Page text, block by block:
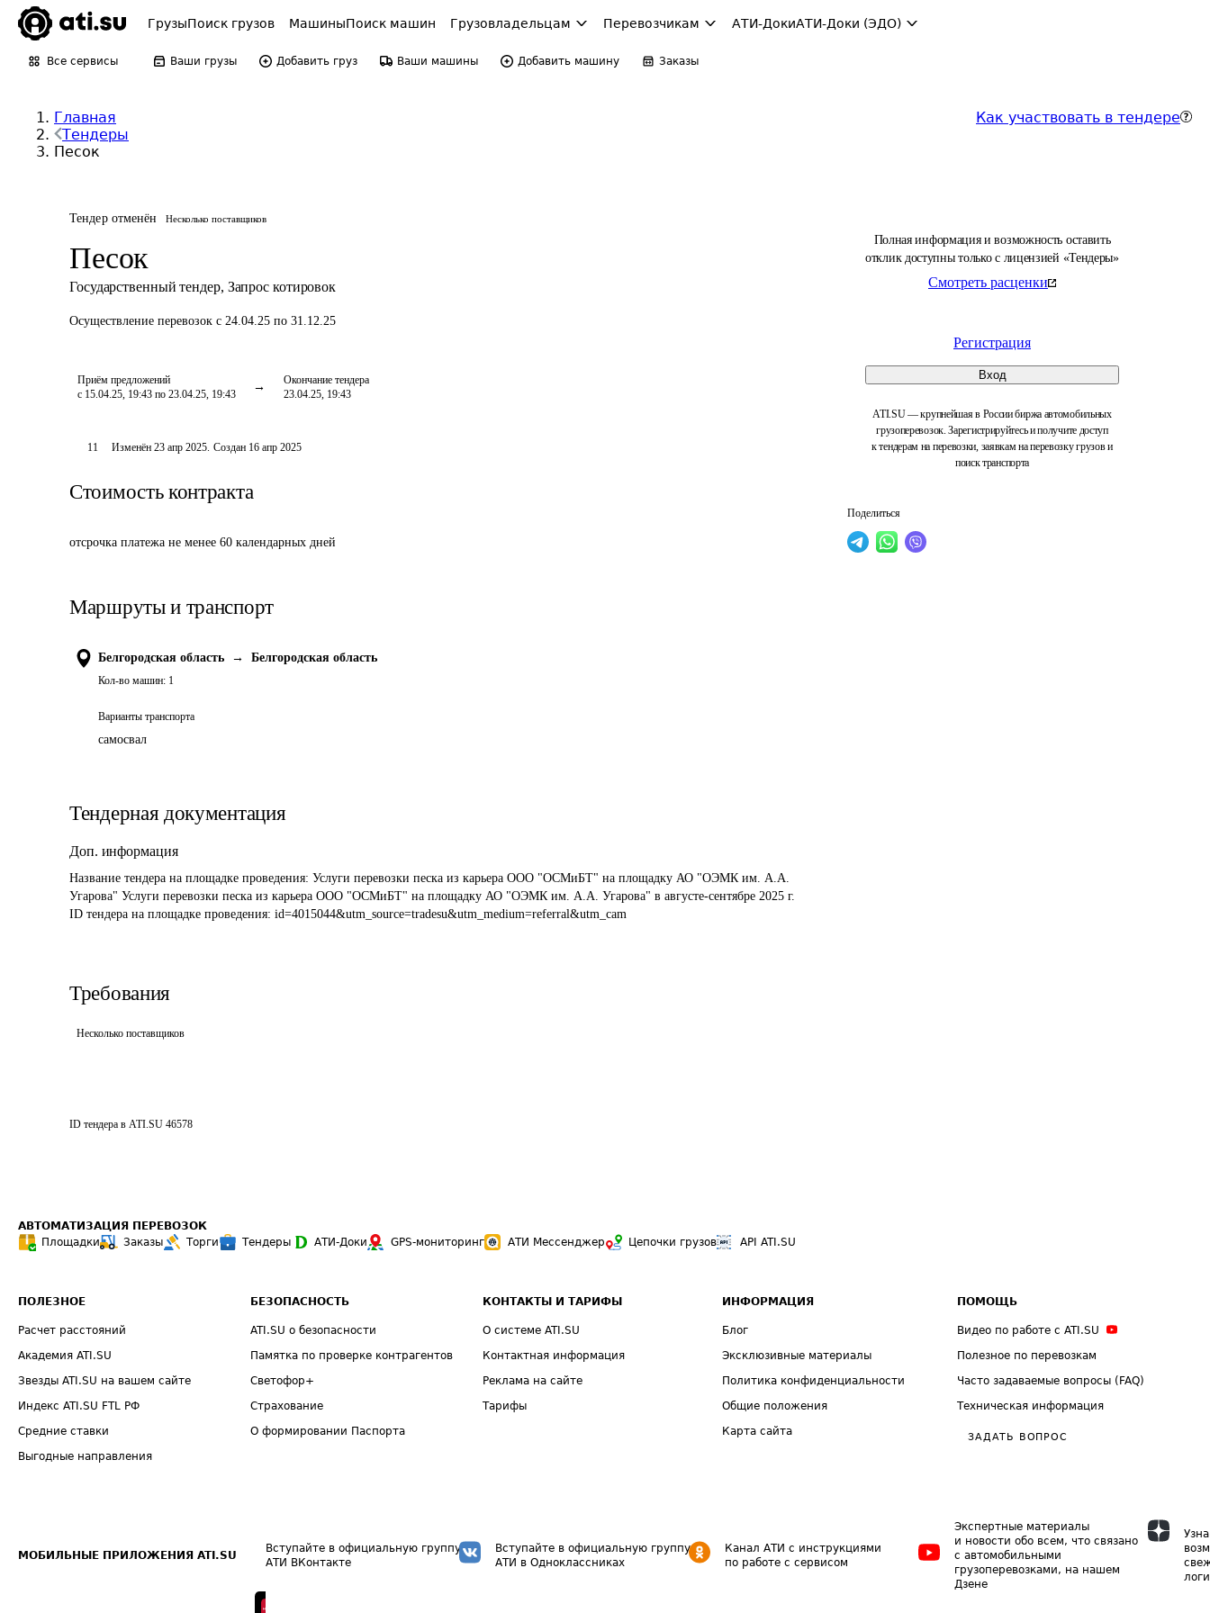
ГрузыПоиск грузов МашиныПоиск машин Грузовладельцам Перевозчикам АТИ-ДокиАТИ-Доки (ЭДО)
Все сервисы Ваши грузы Добавить груз Ваши машины Добавить машину Заказы
Главная
Тендеры
Песок
Как участвовать в тендере
Тендер отменён Несколько поставщиков
Песок
Государственный тендер, Запрос котировок
Осуществление перевозок с 24.04.25 по 31.12.25
Приём предложений
с 15.04.25, 19:43 по 23.04.25, 19:43
Окончание тендера
23.04.25, 19:43
Полная информация и возможность оставить
отклик доступны только с лицензией «Тендеры»
Смотреть расценки
Регистрация
Вход
ATI.SU — крупнейшая в России биржа автомобильных
грузоперевозок. Зарегистрируйтесь и получите доступ
к тендерам на перевозки, заявкам на перевозку грузов и
поиск транспорта
Поделиться
11 Изменён23 апр 2025. Создан 16 апр 2025
Стоимость контракта
отсрочка платежа не менее 60 календарных дней
Маршруты и транспорт
Белгородская область → Белгородская область
Кол-во машин: 1
Варианты транспорта
самосвал
Тендерная документация
Доп. информация
Название тендера на площадке проведения: Услуги перевозки песка из карьера ООО "ОСМиБТ" на площадку АО "ОЭМК им. А.А.
Угарова" Услуги перевозки песка из карьера ООО "ОСМиБТ" на площадку АО "ОЭМК им. А.А. Угарова" в августе-сентябре 2025 г.
ID тендера на площадке проведения: id=4015044&utm_source=tradesu&utm_medium=referral&utm_cam
Требования
Несколько поставщиков
ID тендера в ATI.SU 46578
АВТОМАТИЗАЦИЯ ПЕРЕВОЗОК
Площадки
Заказы Торги Тендеры АТИ-Доки GPS-мониторинг АТИ Мессенджер Цепочки грузов API ATI.SU
ПОЛЕЗНОЕ
Расчет расстояний
Академия ATI.SU
Звезды ATI.SU на вашем сайте
Индекс ATI.SU FTL РФ
Средние ставки
Выгодные направления
БЕЗОПАСНОСТЬ
ATI.SU о безопасности
Памятка по проверке контрагентов
Светофор+
Страхование
О формировании Паспорта
КОНТАКТЫ И ТАРИФЫ
О системе ATI.SU
Контактная информация
Реклама на сайте
Тарифы
ИНФОРМАЦИЯ
Блог
Эксклюзивные материалы
Политика конфиденциальности
Общие положения
Карта сайта
ПОМОЩЬ
Видео по работе с ATI.SU
Полезное по перевозкам
Часто задаваемые вопросы (FAQ)
Техническая информация
ЗАДАТЬ ВОПРОС
МОБИЛЬНЫЕ ПРИЛОЖЕНИЯ ATI.SU
Вступайте в официальную группу
АТИ ВКонтакте
Вступайте в официальную группу
АТИ в Одноклассниках
Канал АТИ с инструкциями
по работе с сервисом
Экспертные материалы
и новости обо всем, что связано
с автомобильными
грузоперевозками, на нашем
Дзене